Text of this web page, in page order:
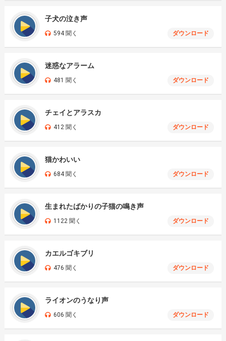
子犬の泣き声
594 聞く ダウンロード
迷惑なアラーム
481 聞く ダウンロード
チェイとアラスカ
412 聞く ダウンロード
猫かわいい
684 聞く ダウンロード
生まれたばかりの子猫の鳴き声
1122 聞く ダウンロード
カエルゴキブリ
476 聞く ダウンロード
ライオンのうなり声
606 聞く ダウンロード